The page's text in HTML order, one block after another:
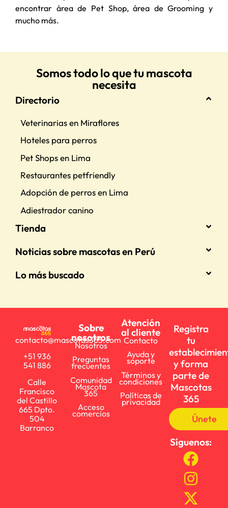
encontrar área de Pet Shop, área de Grooming y
mucho más.
Somos todo lo que tu mascota
necesita
Directorio
Veterinarias en Miraflores
Hoteles para perros
Pet Shops en Lima
Restaurantes petfriendly
Adopción de perros en Lima
Adiestrador canino
Tienda
Noticias sobre mascotas en Perú
Lo más buscado
contacto@mascotas365.com
+51 936
541 886
Calle
Francisco
del Castillo
665 Dpto.
504
Barranco
Sobre
nosotros
Nosotros
Preguntas
frecuentes
Comunidad
Mascota
365
Acceso
comercios
Atención
al cliente
Contacto
Ayuda y
soporte
Términos y
condiciones
Políticas de
privacidad
Registra
tu
y forma
parte de
Mascotas
365
Únete
Síguenos: